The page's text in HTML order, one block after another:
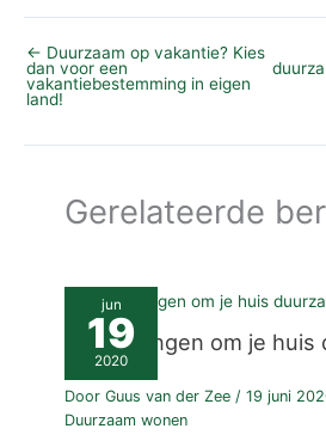
← Duurzaam op vakantie? Kies
dan voor een
vakantiebestemming in eigen
land!
Gerelateerde
jun
19
2020
Kleine dingen om je
maken
DoorGuus van der Zee/19 juni
Duurzaam wonen